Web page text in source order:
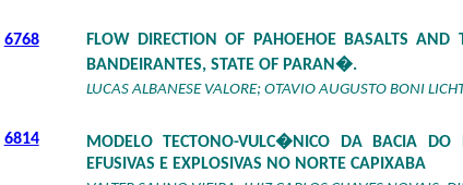
6768
FLOW DIRECTION OF PAHOEHOE BASALTS
BANDEIRANTES, STATE OF PARAN�.
LUCAS ALBANESE VALORE; OTAVIO AUGUSTO BONI
6814
MODELO TECTONO-VULC�NICO DA BACIA
EFUSIVAS E EXPLOSIVAS NO NORTE CAPIXABA